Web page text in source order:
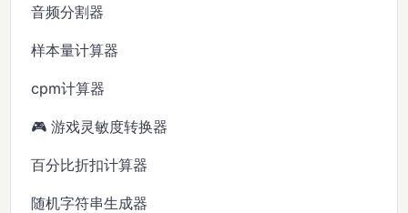
音频分割器
样本量计算器
cpm计算器
🎮 游戏灵敏度转换器
百分比折扣计算器
随机字符串生成器